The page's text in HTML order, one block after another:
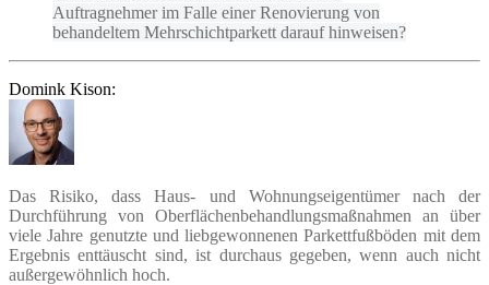
Auftragnehmer im Falle einer Renovierung von
behandeltem Mehrschichtparkett darauf hinweisen?
Domink Kison:
Das Risiko, dass Haus- und Wohnungseigentümer nach der
Durchführung von Oberflächenbehandlungsmaßnahmen an über
viele Jahre genutzte und liebgewonnenen Parkettfußböden mit dem
Ergebnis enttäuscht sind, ist durchaus gegeben, wenn auch nicht
außergewöhnlich hoch.